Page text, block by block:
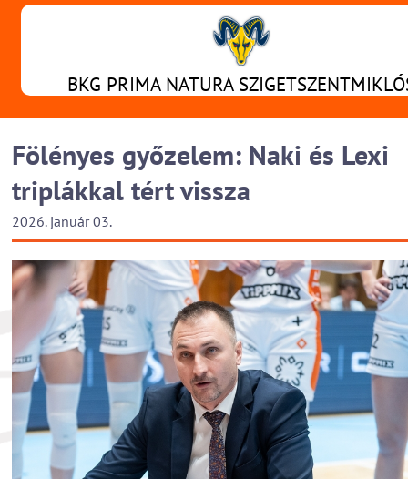
BKG PRIMA NATURA
Fölényes győzelem: Naki és Lexi
triplákkal tért vissza
2026. január 03.